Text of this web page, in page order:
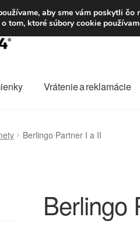
Vrátenie a reklamácie
Berlingo Partner I a II
Berlingo
aby sme vám poskytli
tom, ktoré súbory cookie